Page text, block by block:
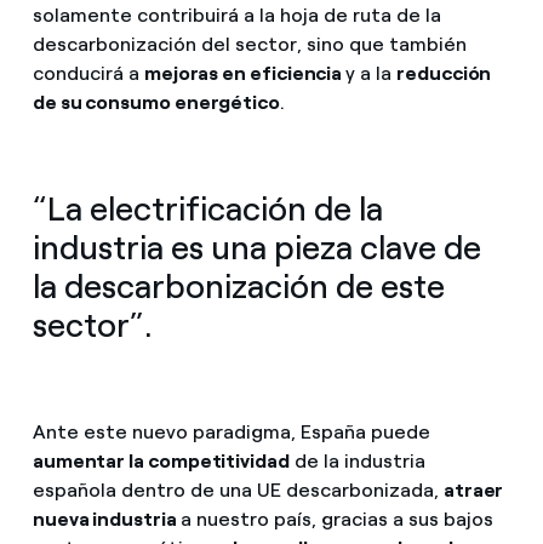
solamente contribuirá a la hoja de ruta de la
descarbonización del sector, sino que también
conducirá a mejoras en eficienciay a la reducción
de su consumo energético.
“La electrificación de la
industria es una pieza clave de
la descarbonización de este
sector”.
Ante este nuevo paradigma, España puede
aumentar la competitividadde la industria
española dentro de una UE descarbonizada, atraer
nueva industria a nuestro país, gracias a sus bajos